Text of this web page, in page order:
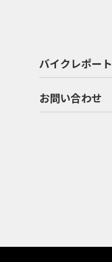
バイクレポート
お問い合わせ